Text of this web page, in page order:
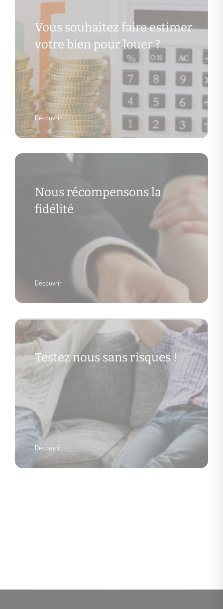
Vous souhaitez faire estimer
votre bien pour louer ?
Découvrir
Nous récompensons la
fidélité
Découvrir
Testez nous sans risques !
Découvrir